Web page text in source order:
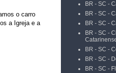
o carro
a Igreja e a
BR - SC -
BR - SC -
BR - SC -
BR - SC -
BR - SC -
BR - SC -
BR - SC -